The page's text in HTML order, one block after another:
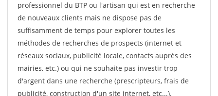
professionnel du BTP ou l'artisan qui est en recherche
de nouveaux clients mais ne dispose pas de
suffisamment de temps pour explorer toutes les
méthodes de recherches de prospects (internet et
réseaux sociaux, publicité locale, contacts auprès des
mairies, etc.) ou qui ne souhaite pas investir trop
d'argent dans une recherche (prescripteurs, frais de
publicité, construction d'un site internet, etc...).